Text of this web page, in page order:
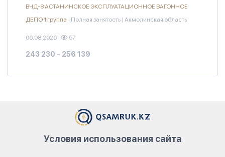
ВЧД-8 АСТАНИНСКОЕ ЭКСПЛУАТАЦИОННОЕ ВАГОННОЕ
ДЕПО 1 группа | Полная занятость | Акмолинская область
06.08.2026 | 57
243 230 - 256 139
Условия использования сайта